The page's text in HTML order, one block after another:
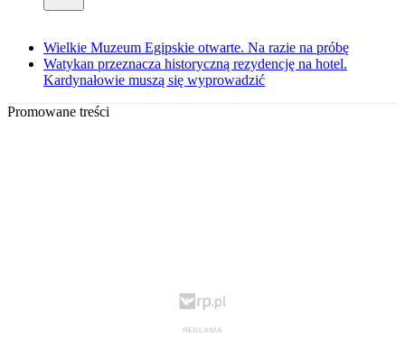
Wielkie Muzeum Egipskie otwarte. Na razie na próbę
Watykan przeznacza historyczną rezydencję na hotel.
Kardynałowie muszą się wyprowadzić
Promowane treści